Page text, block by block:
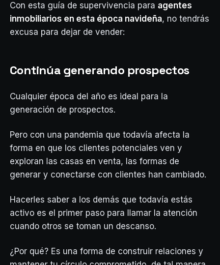
Con esta guía de supervivencia para agentes
inmobiliarios en esta época navideña, no tendrás
excusa para dejar de vender:
Continúa generando prospectos
Cualquier época del año es ideal para la
generación de prospectos.
Pero con una pandemia que todavía afecta la
forma en que los clientes potenciales ven y
exploran las casas en venta, las formas de
generar y conectarse con clientes han cambiado.
Hacerles saber a los demás que todavía estás
activo es el primer paso para llamar la atención
cuando otros se toman un descanso.
¿Por qué? Es una forma de construir relaciones y